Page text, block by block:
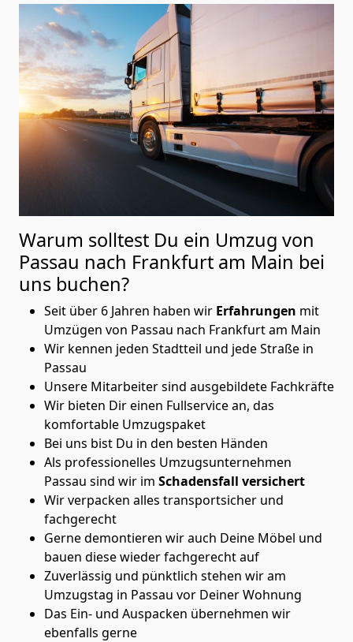
Warum solltest Du ein Umzug von
Passau nach Frankfurt am Main bei
uns buchen?
Seit über 6 Jahren haben wir Erfahrungen mit
Umzügen von Passau nach Frankfurt am Main
Wir kennen jeden Stadtteil und jede Straße in
Passau
Unsere Mitarbeiter sind ausgebildete Fachkräfte
Wir bieten Dir einen Fullservice an, das
komfortable Umzugspaket
Bei uns bist Du in den besten Händen
Als professionelles Umzugsunternehmen
Passau sind wir im Schadensfall versichert
Wir verpacken alles transportsicher und
fachgerecht
Gerne demontieren wir auch Deine Möbel und
bauen diese wieder fachgerecht auf
Zuverlässig und pünktlich stehen wir am
Umzugstag in Passau vor Deiner Wohnung
Das Ein- und Auspacken übernehmen wir
ebenfalls gerne